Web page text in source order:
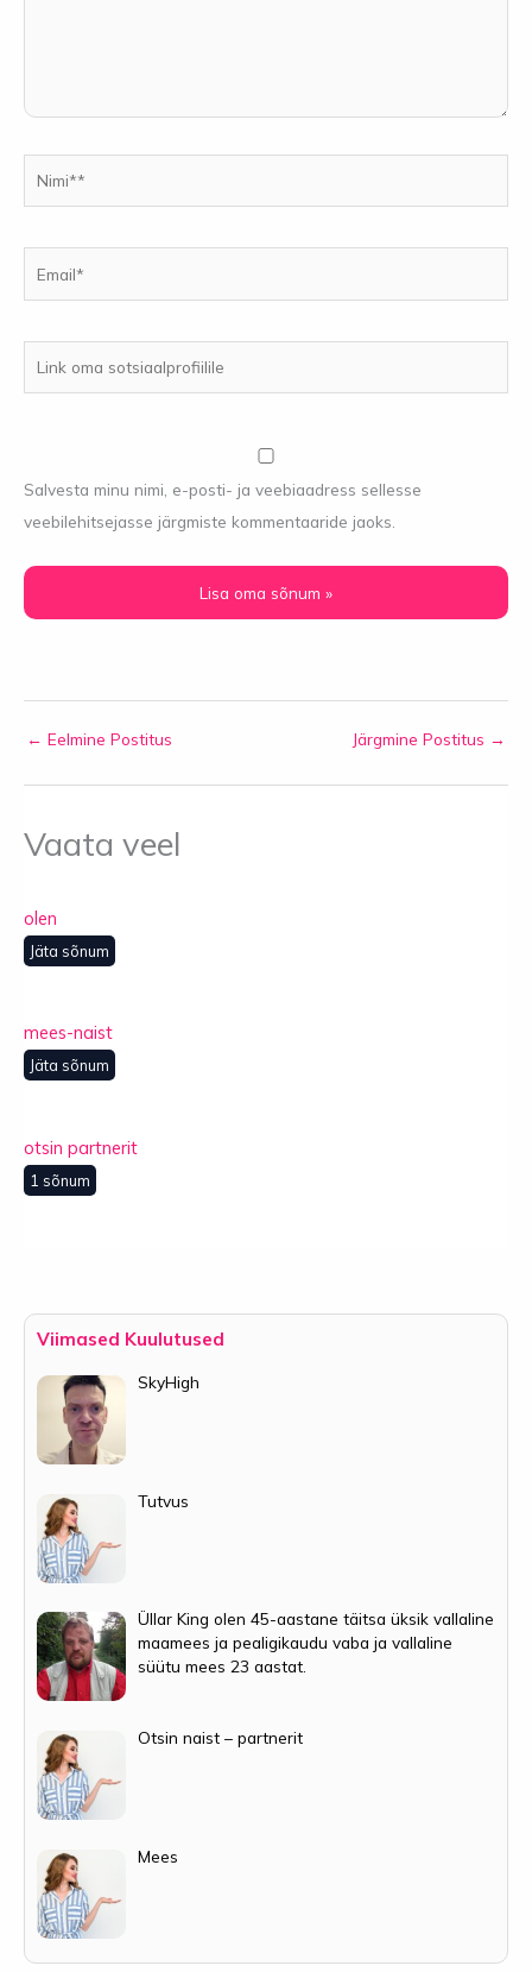
oma
Salvesta minu nimi, e-posti- ja veebiaadress sellesse
veebilehitsejasse järgmiste kommentaaride jaoks.
← Eelmine Postitus Järgmine Postitus →
Vaata veel
olen
Jäta sõnum
mees-naist
Jäta sõnum
otsin partnerit
1 sõnum
Viimased Kuulutused
SkyHigh
Tutvus
Üllar King olen 45-aastane täitsa üksik vallaline
maamees ja pealigikaudu vaba ja vallaline
süütu mees 23 aastat.
Otsin naist – partnerit
Mees